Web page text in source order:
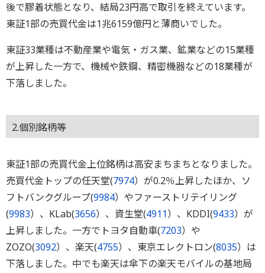
後で膠着状態となり、結局23円高で取引を終えています。
東証1部の売買代金は1兆6159億円と薄商いでした。
東証33業種は不動産業や電気・ガス業、鉱業などの15業種
が上昇した一方で、機械や鉄鋼、精密機器などの18業種が
下落しました。
2.個別銘柄等
東証1部の売買代金上位銘柄は高安まちまちとなりました。
売買代金トップの任天堂(7974）が0.2％上昇したほか、ソ
フトバンクグループ(9984）やファーストリテイリング
(9983）、KLab(3656）、資生堂(4911）、KDDI(9433）が
上昇しました。一方でトヨタ自動車(7203）や
ZOZO(3092）、楽天(4755）、東京エレクトロン(8035）は
下落しました。中でも楽天は傘下の楽天モバイルの基地局